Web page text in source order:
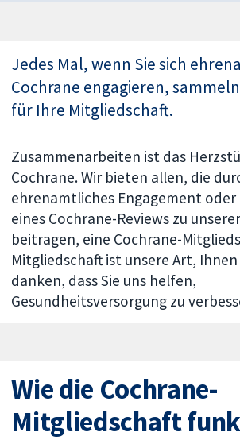
Jedes Mal, wenn Sie sich
Cochrane engagieren,
für Ihre Mitgliedschaft.
Zusammenarbeiten ist das
Cochrane. Wir bieten allen, die
ehrenamtliches Engagement oder
eines Cochrane-Reviews zu
beitragen, eine Cochrane-
Mitgliedschaft ist unsere Art,
danken, dass Sie uns helfen,
Gesundheitsversorgung zu
Wie die Cochrane-
Mitgliedschaft